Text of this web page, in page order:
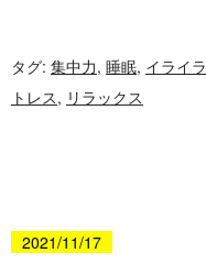
タグ: 集中力, 睡眠, イライラ
トレス, リラックス
2021/11/17